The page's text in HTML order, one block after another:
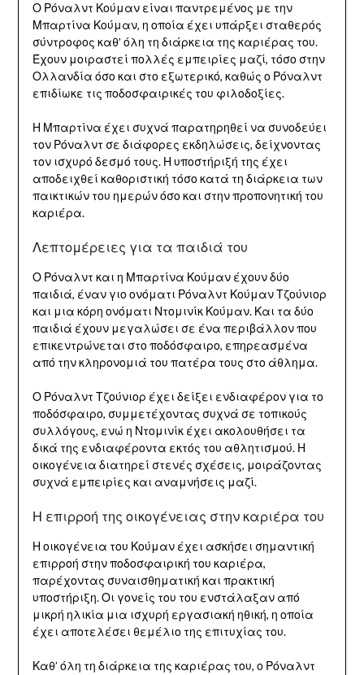
Ο Ρόναλντ Κούμαν είναι παντρεμένος με την
Μπαρτίνα Κούμαν, η οποία έχει υπάρξει σταθερός
σύντροφος καθ’ όλη τη διάρκεια της καριέρας του.
Έχουν μοιραστεί πολλές εμπειρίες μαζί, τόσο στην
Ολλανδία όσο και στο εξωτερικό, καθώς ο Ρόναλντ
επιδίωκε τις ποδοσφαιρικές του φιλοδοξίες.
Η Μπαρτίνα έχει συχνά παρατηρηθεί να συνοδεύει
τον Ρόναλντ σε διάφορες εκδηλώσεις, δείχνοντας
τον ισχυρό δεσμό τους. Η υποστήριξή της έχει
αποδειχθεί καθοριστική τόσο κατά τη διάρκεια των
παικτικών του ημερών όσο και στην προπονητική του
καριέρα.
Λεπτομέρειες για τα παιδιά του
Ο Ρόναλντ και η Μπαρτίνα Κούμαν έχουν δύο
παιδιά, έναν γιο ονόματι Ρόναλντ Κούμαν Τζούνιορ
και μια κόρη ονόματι Ντομινίκ Κούμαν. Και τα δύο
παιδιά έχουν μεγαλώσει σε ένα περιβάλλον που
επικεντρώνεται στο ποδόσφαιρο, επηρεασμένα
από την κληρονομιά του πατέρα τους στο άθλημα.
Ο Ρόναλντ Τζούνιορ έχει δείξει ενδιαφέρον για το
ποδόσφαιρο, συμμετέχοντας συχνά σε τοπικούς
συλλόγους, ενώ η Ντομινίκ έχει ακολουθήσει τα
δικά της ενδιαφέροντα εκτός του αθλητισμού. Η
οικογένεια διατηρεί στενές σχέσεις, μοιράζοντας
συχνά εμπειρίες και αναμνήσεις μαζί.
Η επιρροή της οικογένειας στην καριέρα του
Η οικογένεια του Κούμαν έχει ασκήσει σημαντική
επιρροή στην ποδοσφαιρική του καριέρα,
παρέχοντας συναισθηματική και πρακτική
υποστήριξη. Οι γονείς του του ενστάλαξαν από
μικρή ηλικία μια ισχυρή εργασιακή ηθική, η οποία
έχει αποτελέσει θεμέλιο της επιτυχίας του.
Καθ’ όλη τη διάρκεια της καριέρας του, ο Ρόναλντ